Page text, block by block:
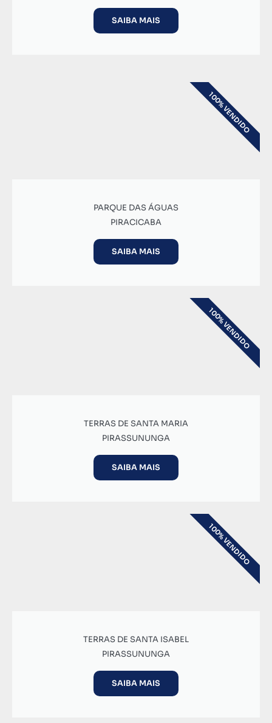
SAIBA MAIS
PARQUE DAS ÁGUAS
PIRACICABA
SAIBA MAIS
100% VENDIDO
TERRAS DE SANTA MARIA
PIRASSUNUNGA
SAIBA MAIS
100% VENDIDO
TERRAS DE SANTA ISABEL
PIRASSUNUNGA
SAIBA MAIS
100% VENDIDO